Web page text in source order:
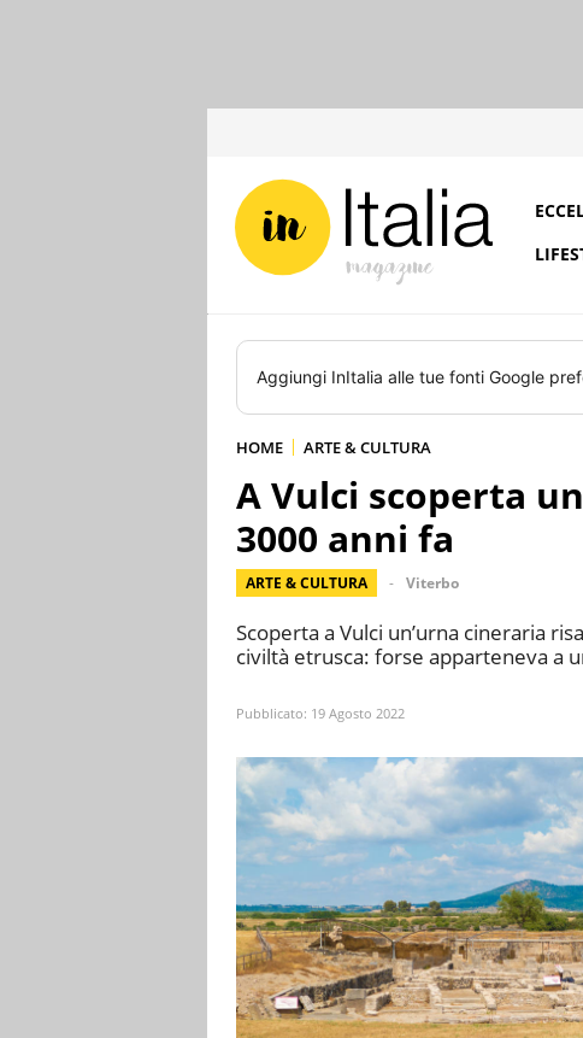
Aggiungi InItalia alle tue fonti Google
HOME ARTE & CULTURA
A Vulci scoperta
3000 anni fa
ARTE & CULTURA Viterbo
Scoperta a Vulci un’urna cineraria
civiltà etrusca: forse apparteneva a
Pubblicato: 19 Agosto 2022